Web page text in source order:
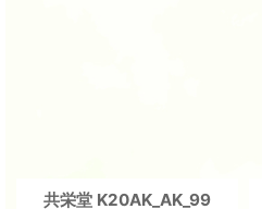
共栄堂 K20AK_AK_99